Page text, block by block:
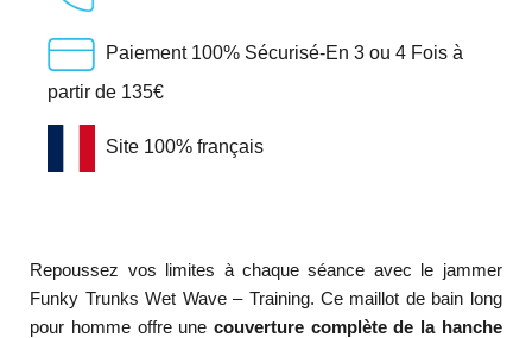
Paiement 100% Sécurisé-En 3 ou 4 Fois à
partir de 135€
Site 100% français
Repoussez vos limites à chaque séance avec le jammer
Funky Trunks Wet Wave – Training. Ce maillot de bain long
pour homme offre une couverture complète de la hanche